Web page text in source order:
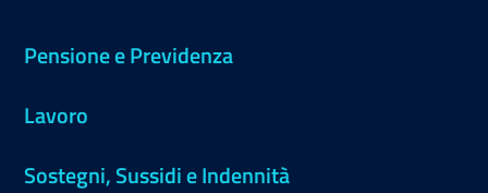
Pensione e Previdenza
Lavoro
Sostegni, Sussidi e Indennità